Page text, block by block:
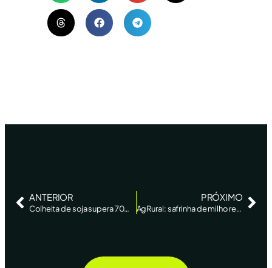
ANTERIOR
Colheita de soja supera 70% no Brasil, enquanto milho registra perdas no PR, aponta AgRural
PRÓXIMO
AgRural: safrinha de milho registra perdas no oeste do PR com estiagem e calor